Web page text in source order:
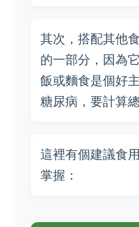
其次，搭配其他
的一部分，因為
飯或麵食是個好
糖尿病，要計算
這裡有個建議食
掌握：